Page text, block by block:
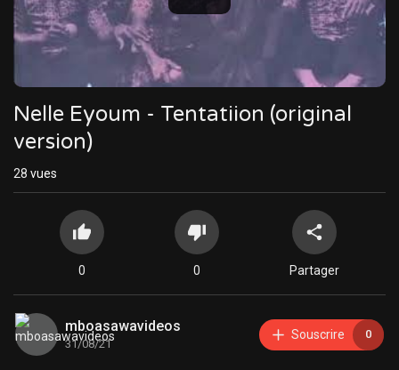
Nelle Eyoum - Tentatiion (original
version)
28 vues
0 0 Partager
mboasawavideos
31/08/21
Souscrire 0